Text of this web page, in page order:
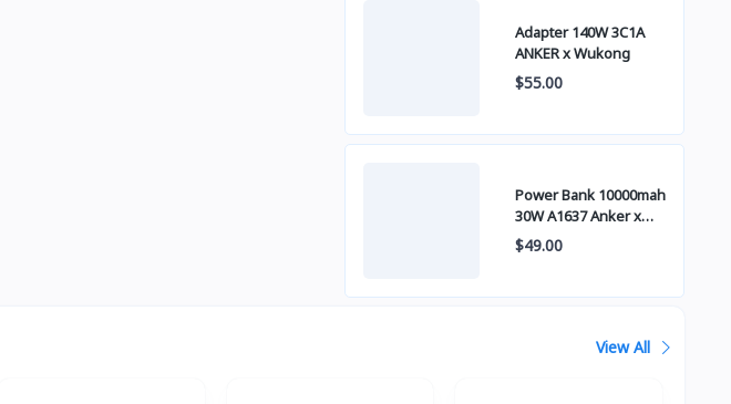
Adapter 140W 3C1A
ANKER x Wukong
$55.00
Power Bank 10000mah
30W A1637 Anker x
Wukong
$49.00
View All